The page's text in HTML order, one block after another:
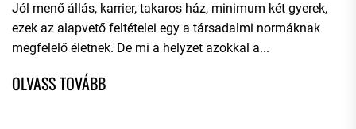
Jól menő állás, karrier, takaros ház, minimum két gyerek,
ezek az alapvető feltételei egy a társadalmi normáknak
megfelelő életnek. De mi a helyzet azokkal a...